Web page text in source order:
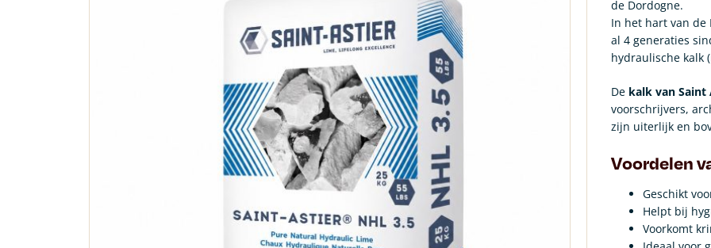
de Dordogne.
In het hart van
al 4 generaties
hydraulische kalk
De kalk van Saint
voorschrijvers,
zijn uiterlijk en
Voordelen
Geschikt
Helpt bij
Voorkomt